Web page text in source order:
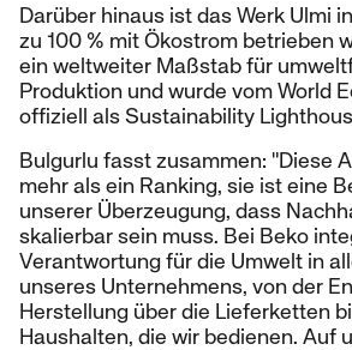
Darüber hinaus ist das Werk Ulmi
zu 100 % mit Ökostrom betrieben
ein weltweiter Maßstab für
Produktion und wurde vom World
offiziell als Sustainability
Bulgurlu fasst zusammen: "Diese
mehr als ein Ranking, sie ist eine
unserer Überzeugung, dass
skalierbar sein muss. Bei Beko
Verantwortung für die Umwelt in
unseres Unternehmens, von der
Herstellung über die Lieferketten
Haushalten, die wir bedienen. Auf